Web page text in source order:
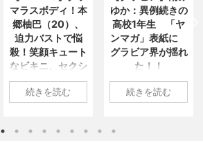
貧乳を煽
NEW!
問屋をど
わか... /
に批判
を魅了 「ソース類」の輸出額が... /
5chまとめMAP(総合) NEW! (8/8
18:17)
【竹外交】米国は曖昧､韓国は冷
ややか…習近平を激怒させた高市... /
5chまとめMAP(総合) NEW! (8/8
18:03)
【芸能】松本人志企画・プロデュ
ース『ドキュメンタル』、アメリ... /
5chまとめMAP(総合) NEW! (8/8
海外「日本よ、お前がナンバーワ
ゆか：異例続きの
高校1年生 「ヤ
ンマガ」表紙に
グラビア界が揺れ
た！！
1: 名無しさん
2022/06/20(月)
続きを読む
川翔子「写真集」
2位 8キロ減の
ランジェリーカッ
トほか「今まで以
上に攻めた」過去
最高に色っぽ
い“しょこたん”満
1: 名無しさん
続きを読む